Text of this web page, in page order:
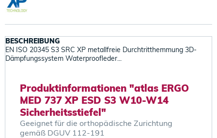
BESCHREIBUNG
EN ISO 20345 S3 SRC XP metallfreie Durchtritthemmung 3D-
Dämpfungssystem Waterproofleder...
Produktinformationen "atlas ERGO
MED 737 XP ESD S3 W10-W14
Sicherheitsstiefel"
Geeignet für die orthopädische Zurichtung
gemäß DGUV 112-191